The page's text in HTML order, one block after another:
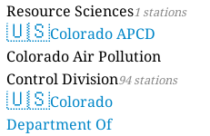
Resource Sciences1 stations
🇺🇸Colorado APCD
Colorado Air Pollution
Control Division94 stations
🇺🇸Colorado
Department Of